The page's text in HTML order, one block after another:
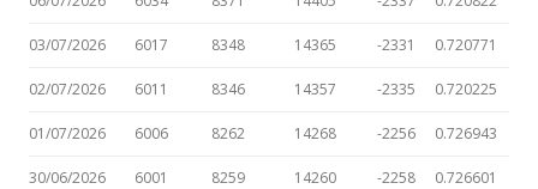
03/07/2026 6017 8348 14365 -2331 0.720771
02/07/2026 6011 8346 14357 -2335 0.720225
01/07/2026 6006 8262 14268 -2256 0.726943
30/06/2026 6001 8259 14260 -2258 0.726601